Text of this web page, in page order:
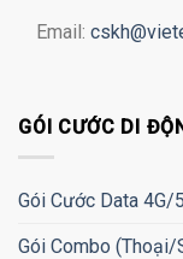
Email:
GÓI CƯỚC DI
Gói Cước Data 4G/
Gói Combo